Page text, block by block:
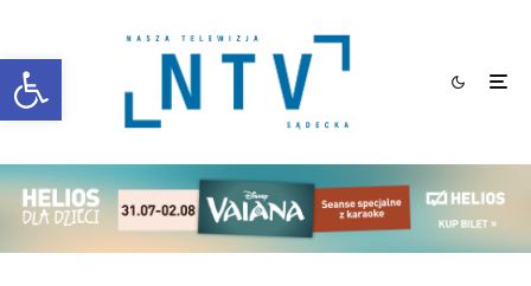
Otwórz pasek narzędzi